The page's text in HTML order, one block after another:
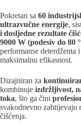
Pokretan sa 60
ultrazvučne energije,
i dosljedne rezultate
9000 W (podesiv do 80
performanse deterdženta
maksimalnu efikasnost.
Dizajniran za
kombinuje izdržljivost,
toka, što ga čini
svakodnevno zahtijevaju
čišćenja.